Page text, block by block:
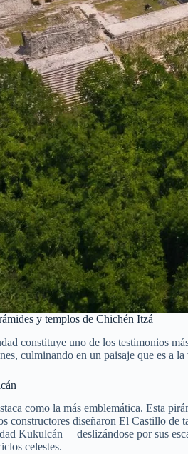
y templos de Chichén Itzá
constituye uno de los testimonios
culminando en un paisaje que es a
como la más emblemática. Esta
constructores diseñaron El Castillo de
Kukulcán— deslizándose por sus
celestes.